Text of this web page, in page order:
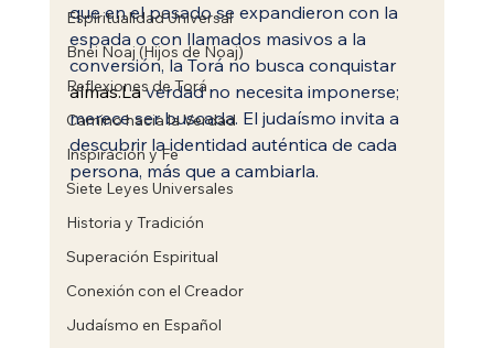
Espiritualidad Universal
Bnei Noaj (Hijos de Noaj)
Reflexiones de Torá
Camino hacia la Verdad
Inspiración y Fe
Siete Leyes Universales
Historia y Tradición
Superación Espiritual
Conexión con el Creador
Judaísmo en Español
que en el pasado se expandieron con la
espada o con llamados masivos a la
conversión, la Torá no busca conquistar
almas.La verdad no necesita imponerse;
merece ser buscada. El judaísmo invita a
descubrir la identidad auténtica de cada
persona, más que a cambiarla.